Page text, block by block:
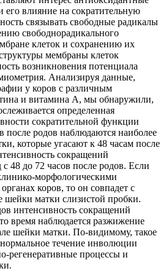
его влияние на сократительную
связывать свободные радикалы
свободнорадикального
клеток и сохранению их
мембраны клеток
возникновения потенциала
Анализируя данные,
у коров с различным
и витамина А, мы обнаружили,
определенная
сократительной функции
после родов наблюдаются наиболее
которые угасают к 48 часам после
сокращений
с 48 до 72 часов после родов. Если
морфологическими
коров, то он совпадет с
шейки матки слизистой пробки.
интенсивность сокращений
время наблюдается разжижение
шейки матки. По-видимому, такое
нормальное течение инволюции
регенеративные процессы и